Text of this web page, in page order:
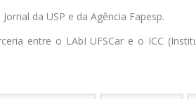
da USP e da Agência Fapesp.
entre o LAbI UFSCar e o ICC